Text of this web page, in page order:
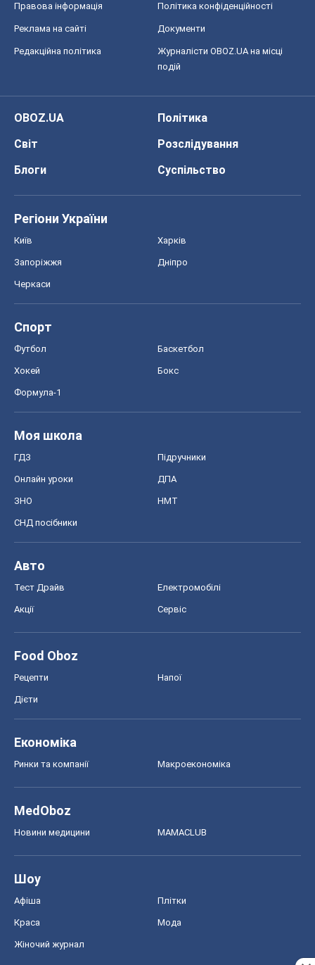
Правова інформація Політика конфіденційності
Реклама на сайті Документи
Редакційна політика
Журналісти OBOZ.UA на місці
подій
OBOZ.UA
Політика
Світ
Розслідування
Блоги
Суспільство
Регіони України
Київ Харків
Запоріжжя Дніпро
Черкаси
Спорт
Футбол Баскетбол
Хокей Бокс
Формула-1
Моя школа
ГДЗ Підручники
Онлайн уроки ДПА
ЗНО НМТ
СНД посібники
Авто
Тест Драйв Електромобілі
Акції Сервіс
Food Oboz
Рецепти Напої
Дієти
Економіка
Ринки та компанії Макроекономіка
MedOboz
Новини медицини MAMACLUB
Шоу
Афіша Плітки
Краса Мода
Жіночий журнал